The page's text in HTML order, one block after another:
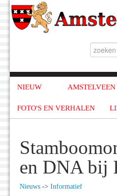
NIEUW AMSTELVEEN
FOTO'S EN VERHALEN
en DNA bij
Nieuws -> Informatief